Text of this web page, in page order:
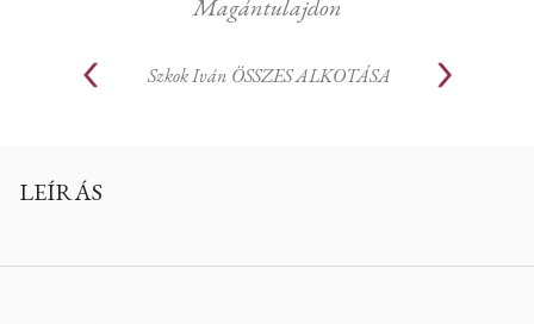
Magántulajdon
Szkok Iván ÖSSZES ALKOTÁSA
LEÍRÁS